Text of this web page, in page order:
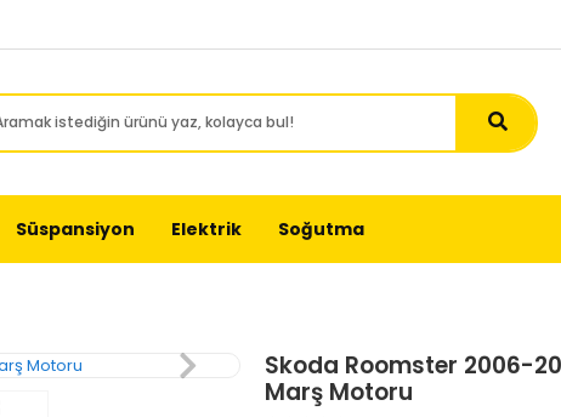
Süspansiyon Elektrik Soğutma
Skoda Roomster 2006-
Marş Motoru